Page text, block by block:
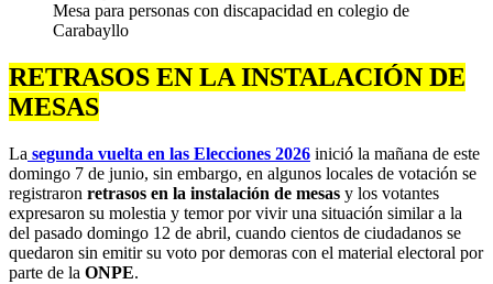
Mesa para personas con discapacidad en colegio de
Carabayllo
RETRASOS EN LA INSTALACIÓN DE
MESAS
La segunda vuelta en las Elecciones 2026 inició la mañana de este
domingo 7 de junio, sin embargo, en algunos locales de votación se
registraron retrasos en la instalación de mesas y los votantes
expresaron su molestia y temor por vivir una situación similar a la
del pasado domingo 12 de abril, cuando cientos de ciudadanos se
quedaron sin emitir su voto por demoras con el material electoral por
parte de la ONPE.